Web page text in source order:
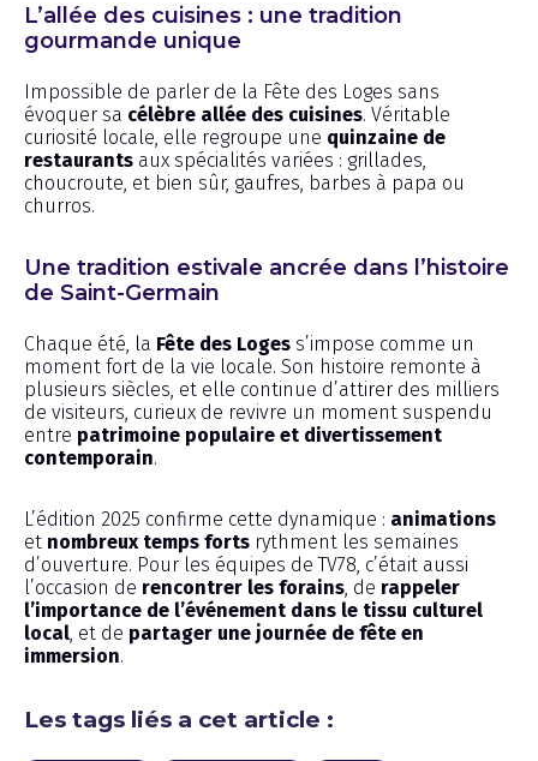
L’allée des cuisines : une tradition
gourmande unique
Impossible de parler de la Fête des Loges sans
évoquer sa célèbre allée des cuisines. Véritable
curiosité locale, elle regroupe une quinzaine de
restaurants aux spécialités variées : grillades,
choucroute, et bien sûr, gaufres, barbes à papa ou
churros.
Une tradition estivale ancrée dans l’histoire
de Saint-Germain
Chaque été, la Fête des Loges s’impose comme un
moment fort de la vie locale. Son histoire remonte à
plusieurs siècles, et elle continue d’attirer des milliers
de visiteurs, curieux de revivre un moment suspendu
entre patrimoine populaire et divertissement
contemporain.
L’édition 2025 confirme cette dynamique : animations
et nombreux temps forts rythment les semaines
d’ouverture. Pour les équipes de TV78, c’était aussi
l’occasion de rencontrer les forains , de rappeler
l’importance de l’événement dans le tissu culturel
local , et de partager une journée de fête en
immersion.
Les tags liés a cet article :